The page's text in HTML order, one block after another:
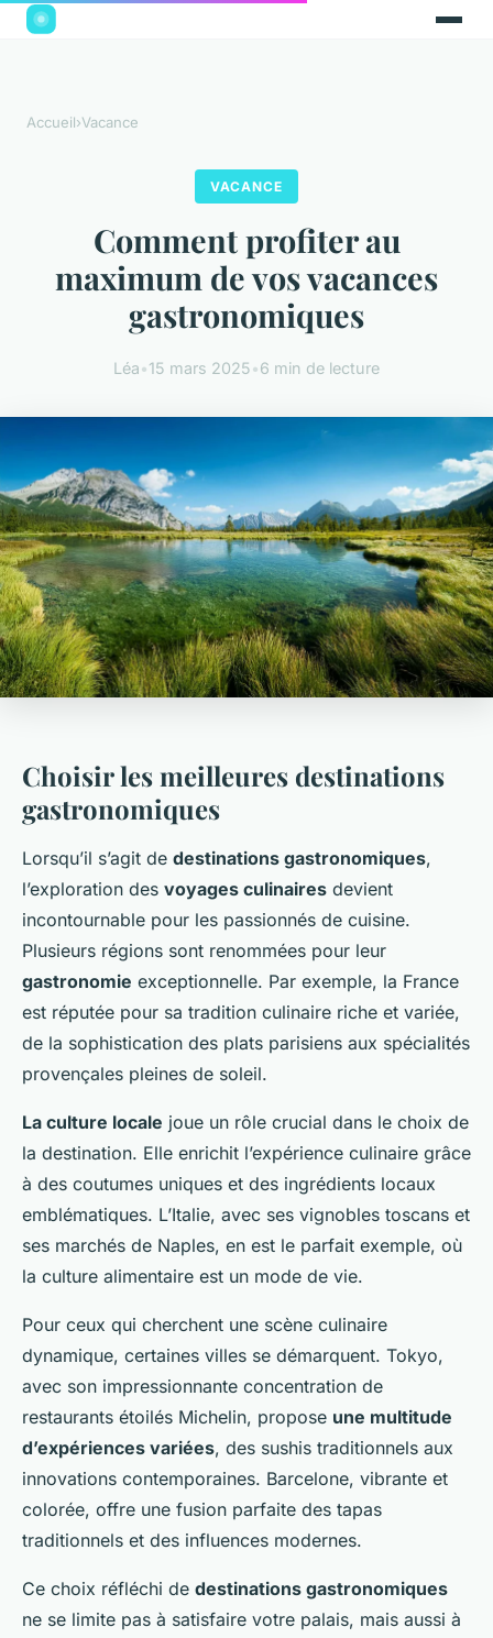
Accueil›Vacance
VACANCE
Comment profiter au
maximum de vos vacances
gastronomiques
Léa•15 mars 2025•6 min de lecture
Choisir les meilleures destinations
gastronomiques
Lorsqu’il s’agit de destinations gastronomiques,
l’exploration des voyages culinaires devient
incontournable pour les passionnés de cuisine.
Plusieurs régions sont renommées pour leur
gastronomie exceptionnelle. Par exemple, la France
est réputée pour sa tradition culinaire riche et variée,
de la sophistication des plats parisiens aux spécialités
provençales pleines de soleil.
La culture locale joue un rôle crucial dans le choix de
la destination. Elle enrichit l’expérience culinaire grâce
à des coutumes uniques et des ingrédients locaux
emblématiques. L’Italie, avec ses vignobles toscans et
ses marchés de Naples, en est le parfait exemple, où
la culture alimentaire est un mode de vie.
Pour ceux qui cherchent une scène culinaire
dynamique, certaines villes se démarquent. Tokyo,
avec son impressionnante concentration de
restaurants étoilés Michelin, propose une multitude
d’expériences variées, des sushis traditionnels aux
innovations contemporaines. Barcelone, vibrante et
colorée, offre une fusion parfaite des tapas
traditionnels et des influences modernes.
Ce choix réfléchi de destinations gastronomiques
ne se limite pas à satisfaire votre palais, mais aussi à